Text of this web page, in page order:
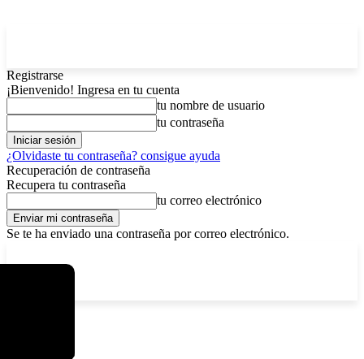
Registrarse
¡Bienvenido! Ingresa en tu cuenta
tu nombre de usuario
tu contraseña
¿Olvidaste tu contraseña? consigue ayuda
Recuperación de contraseña
Recupera tu contraseña
tu correo electrónico
Se te ha enviado una contraseña por correo electrónico.